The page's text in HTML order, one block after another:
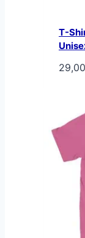
T-
29,00